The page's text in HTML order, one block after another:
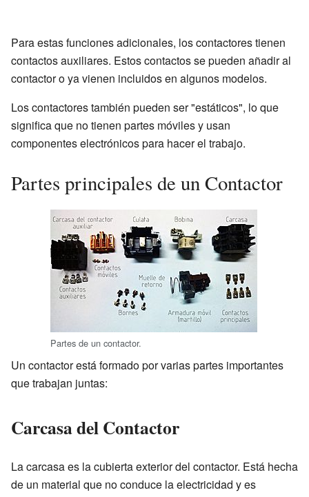
Para estas funciones adicionales, los contactores tienen
contactos auxiliares. Estos contactos se pueden añadir al
contactor o ya vienen incluidos en algunos modelos.
Los contactores también pueden ser "estáticos", lo que
significa que no tienen partes móviles y usan
componentes electrónicos para hacer el trabajo.
Partes principales de un Contactor
Partes de un contactor.
Un contactor está formado por varias partes importantes
que trabajan juntas:
Carcasa del Contactor
La carcasa es la cubierta exterior del contactor. Está hecha
de un material que no conduce la electricidad y es